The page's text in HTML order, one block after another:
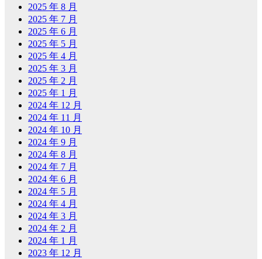
2025 年 8 月
2025 年 7 月
2025 年 6 月
2025 年 5 月
2025 年 4 月
2025 年 3 月
2025 年 2 月
2025 年 1 月
2024 年 12 月
2024 年 11 月
2024 年 10 月
2024 年 9 月
2024 年 8 月
2024 年 7 月
2024 年 6 月
2024 年 5 月
2024 年 4 月
2024 年 3 月
2024 年 2 月
2024 年 1 月
2023 年 12 月